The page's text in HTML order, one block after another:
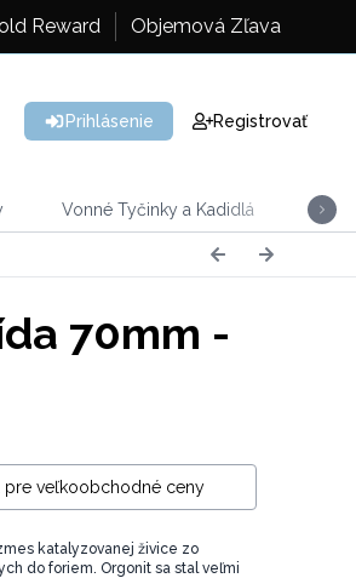
Reward Objemová Zľava
Prihlásenie Registrovať
Vonné Tyčinky a Kadidlá
70mm -
pre veľkoobchodné ceny
katalyzovanej živice zo
do foriem. Orgonit sa stal veľmi